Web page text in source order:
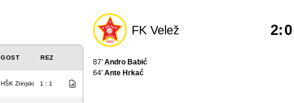
GOST REZ
HŠK Zrinjski 1 : 1
FK Velež 2:0
87' Andro Babić
64' Ante Hrkać